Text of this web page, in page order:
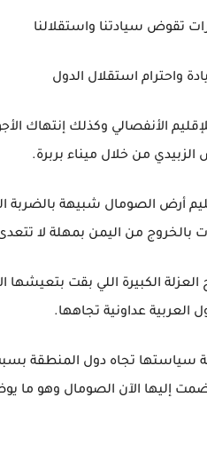
تقوض سيادتنا واستقلالنا
واحترام استقلال الدول
الأنفصالي وكذلك إنتهاك
من خلال ميناء بربرة.
أرض الصومال شبيهة بالضربة
من اليمن بمهلة لا تتعدى 24
الكبيرة اللي بقت بتعيشها
عداونية تجاهها.
سياستها تجاه دول المنطقة
إليها الآن الصومال وهو ما